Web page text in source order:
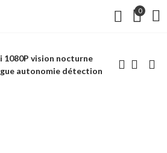
0
1080P vision nocturne
autonomie détection